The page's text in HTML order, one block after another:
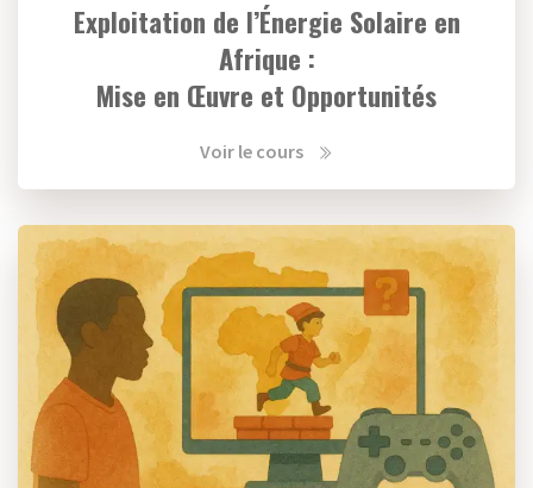
Exploitation de l’Énergie Solaire en
Afrique :
Mise en Œuvre et Opportunités
Voir le cours